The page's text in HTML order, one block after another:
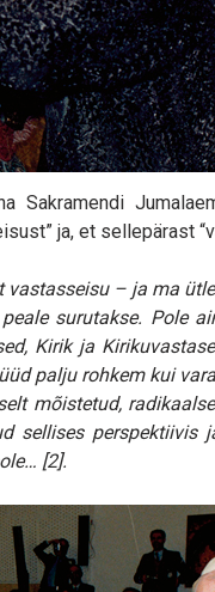
ja, et sellepärast
– ja ma
surutakse. Pole
Kirik ja
palju rohkem kui
mõistetud,
sellises perspektiivis
[2].